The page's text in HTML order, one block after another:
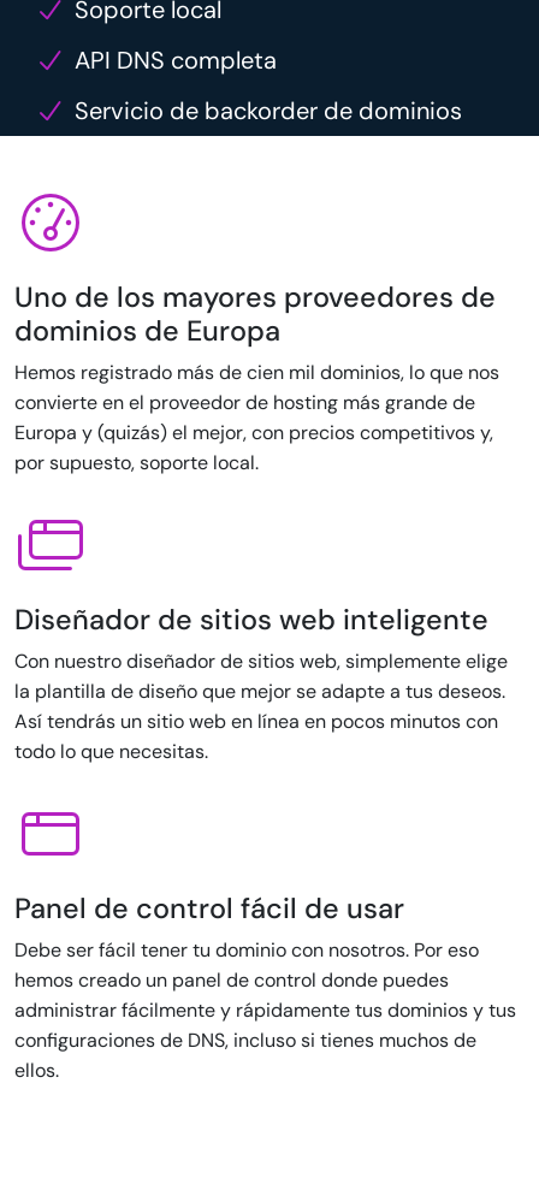
Soporte local
API DNS completa
Servicio de backorder de dominios
Uno de los mayores proveedores de
dominios de Europa
Hemos registrado más de cien mil dominios, lo que nos
convierte en el proveedor de hosting más grande de
Europa y (quizás) el mejor, con precios competitivos y,
por supuesto, soporte local.
Diseñador de sitios web inteligente
Con nuestro diseñador de sitios web, simplemente elige
la plantilla de diseño que mejor se adapte a tus deseos.
Así tendrás un sitio web en línea en pocos minutos con
todo lo que necesitas.
Panel de control fácil de usar
Debe ser fácil tener tu dominio con nosotros. Por eso
hemos creado un panel de control donde puedes
administrar fácilmente y rápidamente tus dominios y tus
configuraciones de DNS, incluso si tienes muchos de
ellos.